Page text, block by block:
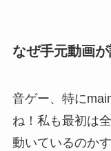
なぜ手元動画
音ゲー、特に
ね！私も最初は
動いているのか